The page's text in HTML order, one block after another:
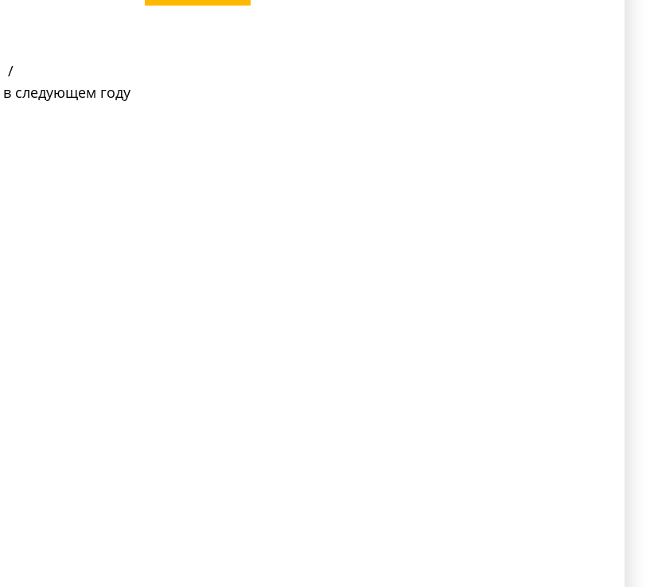
/
в следующем году